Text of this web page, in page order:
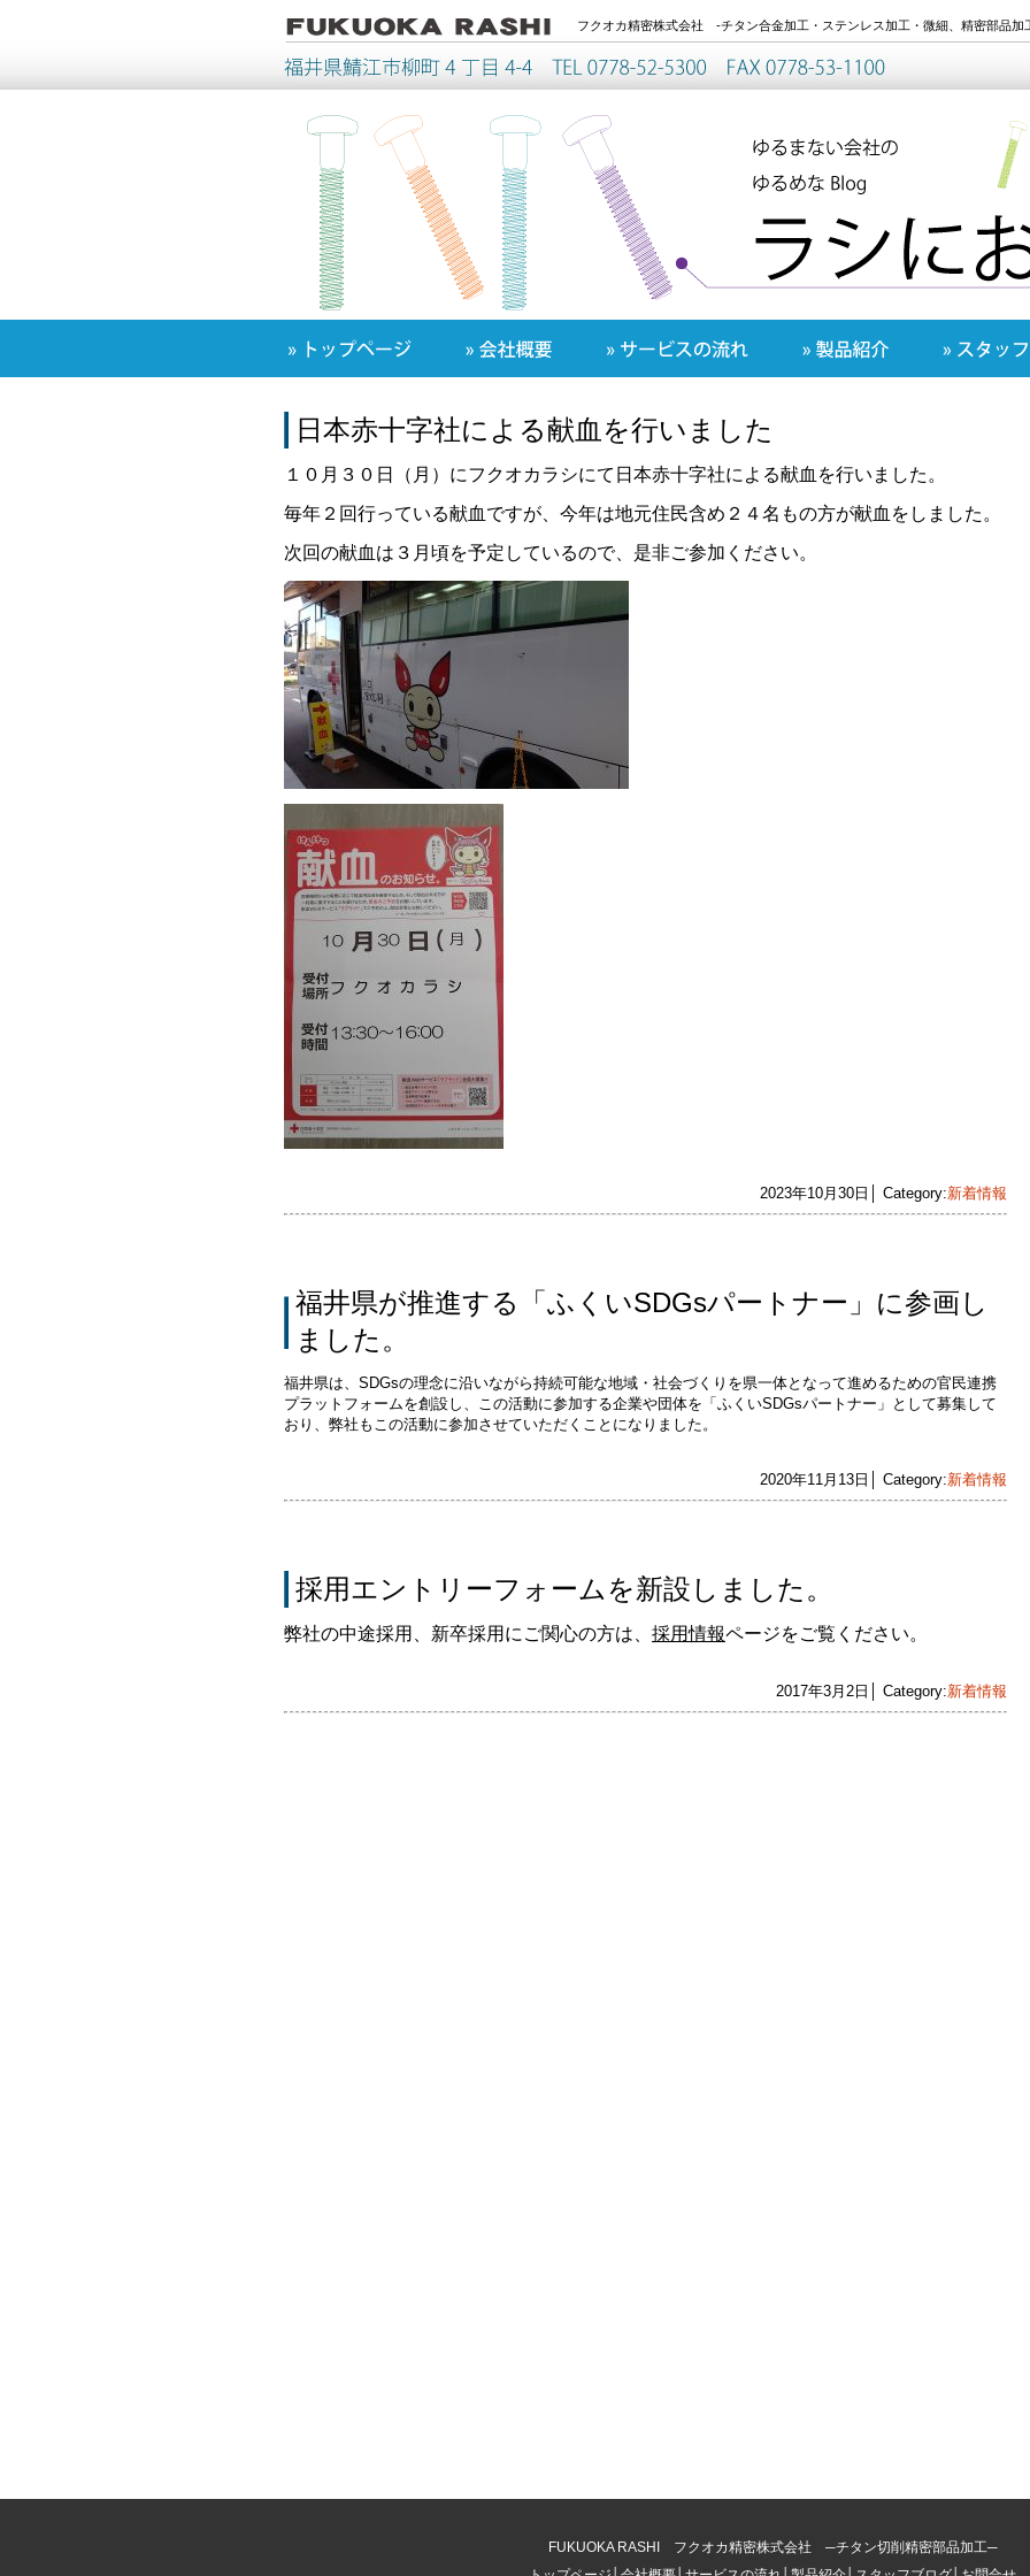
フクオカ精密株式会社 -チタン合金加工・ステンレス加工・微細、精密部品加
日本赤十字社による献血を行いました
１０月３０日（月）にフクオカラシにて日本赤十字社による献血を行いました。
毎年２回行っている献血ですが、今年は地元住民含め２４名もの方が献血をしました。
次回の献血は３月頃を予定しているので、是非ご参加ください。
2023年10月30日│ Category:新着情報
福井県が推進する「ふくいSDGsパートナー」に参画し
ました。
福井県は、SDGsの理念に沿いながら持続可能な地域・社会づくりを県一体となって進めるための官民連携
プラットフォームを創設し、この活動に参加する企業や団体を「ふくいSDGsパートナー」として募集して
おり、弊社もこの活動に参加させていただくことになりました。
2020年11月13日│ Category:新着情報
採用エントリーフォームを新設しました。
弊社の中途採用、新卒採用にご関心の方は、 採用情報ページをご覧ください。
2017年3月2日│ Category:新着情報
FUKUOKA RASHI フクオカ精密株式会社 ─チタン切削精密部品加工─